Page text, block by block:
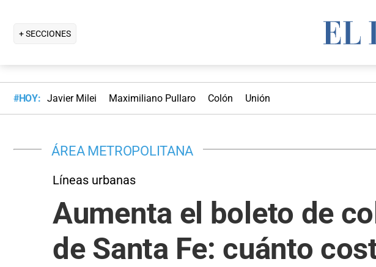
+ SECCIONES
#HOY: Javier Milei Maximiliano Pullaro Colón Unión
ÁREA METROPOLITANA
Líneas urbanas
Aumenta el boleto de
de Santa Fe: cuánto